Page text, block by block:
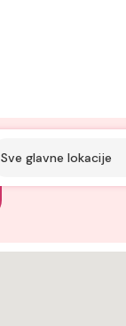
Sve glavne lokacije